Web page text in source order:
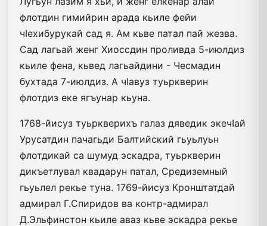
флотдин гимийрин арада кьиле фейи
чIехибурукай сад я. Ам кьве патал пай жезва.
Сад лагьай женг Хиоссдин проливда 5-июлдиз
кьиле фена, кьвед лагьайдини - Чесмадин
бухтада 7-июлдиз. А чIавуз туьркверин
флотдиз еке ягъунар кьуна.
1768-йисуз туьркверихъ галаз дяведик экечIай
Урусатдин пачагьди Балтийский гьуьлуьн
флотдикай са шумуд эскадра, туьркверин
дикъетлувал квадарун патал, Средиземный
гьуьлел рекье туна. 1769-йисуз Кронштатдай
адмирал Г.Спиридов ва контр-адмирал
Д.Эльфинстон кьиле аваз кьве эскадра рекье